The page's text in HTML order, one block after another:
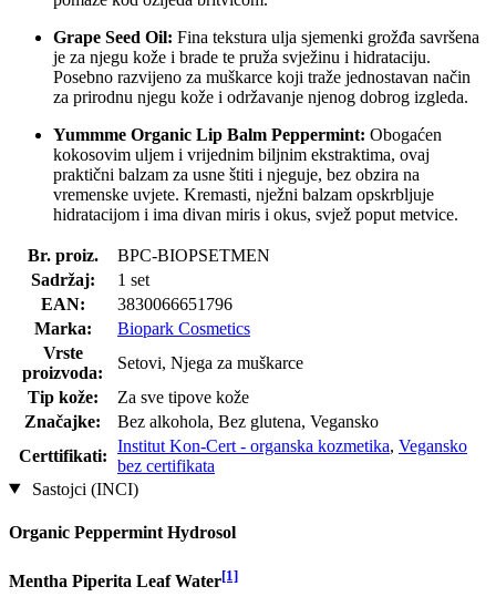
Grape Seed Oil: Fina tekstura ulja sjemenki grožđa savršena
je za njegu kože i brade te pruža svježinu i hidrataciju.
Posebno razvijeno za muškarce koji traže jednostavan način
za prirodnu njegu kože i održavanje njenog dobrog izgleda.
Yummme Organic Lip Balm Peppermint: Obogaćen
kokosovim uljem i vrijednim biljnim ekstraktima, ovaj
praktični balzam za usne štiti i njeguje, bez obzira na
vremenske uvjete. Kremasti, nježni balzam opskrbljuje
hidratacijom i ima divan miris i okus, svjež poput metvice.
Br. proiz.
BPC-BIOPSETMEN
Sadržaj:
1 set
EAN:
3830066651796
Marka:
Biopark Cosmetics
Vrste
proizvoda:
Setovi, Njega za muškarce
Tip kože:
Za sve tipove kože
Značajke:
Bez alkohola, Bez glutena, Vegansko
Certtifikati:
Institut Kon-Cert - organska kozmetika, Vegansko
bez certifikata
Sastojci (INCI)
Organic Peppermint Hydrosol
Mentha Piperita Leaf Water[1]